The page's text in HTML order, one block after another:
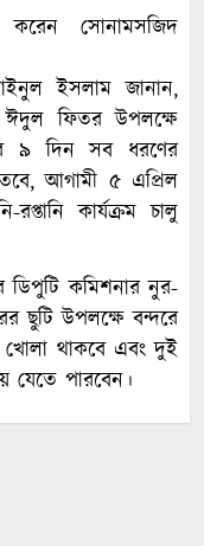
করেন সোনামসজিদ
ইসলাম জানান,
ঈদুল ফিতর উপলক্ষে
৯ দিন সব ধরণের
তবে, আগামী ৫ এপ্রিল
কার্যক্রম চালু
ডিপুটি কমিশনার নুর-
ছুটি উপলক্ষে বন্দরে
খোলা থাকবে এবং দুই
যেতে পারবেন।